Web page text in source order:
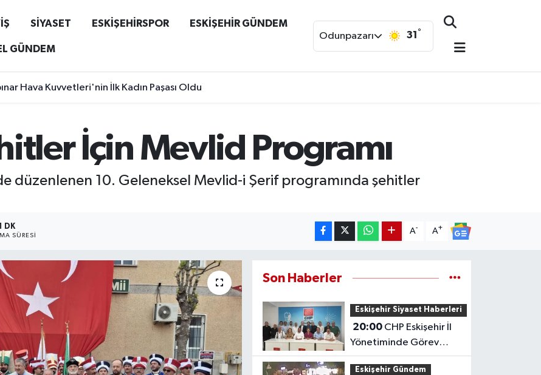
SİYASET ESKİŞEHİRSPOR ESKİŞEHİR GÜNDEM
GÜNDEM
Odunpazarı 31 °
Hava Kuvvetleri'nin İlk Kadın Paşası Oldu
İçin Mevlid Programı
düzenlenen 10. Geleneksel Mevlid-i Şerif programında şehitler
1 DK
SÜRESI
A- A+
Son Haberler
Eskişehir Siyaset Haberleri
20:00CHP Eskişehir İl
Yönetiminde Görev
Dağılımı Tamamlandı
Eskişehir Gündem